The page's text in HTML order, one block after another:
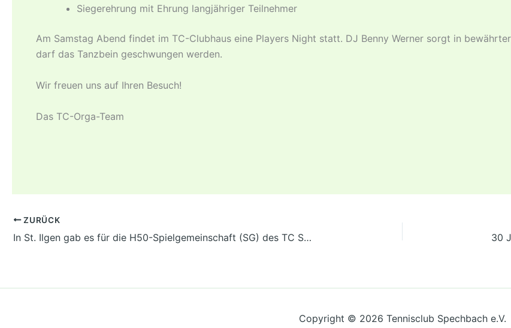
Siegerehrung mit Ehrung langjähriger Teilnehmer
Am Samstag Abend findet im TC-Clubhaus eine Players Night statt. DJ Benny Werner sorgt in
darf das Tanzbein geschwungen werden.
Wir freuen uns auf Ihren Besuch!
Das TC-Orga-Team
ZURÜCK
In St. Ilgen gab es für die H50-Spielgemeinschaft (SG) des TC Spechbach/Meckesheim wenig zu holen
Copyright © 2026 Tennisclub Spechbach e.V.